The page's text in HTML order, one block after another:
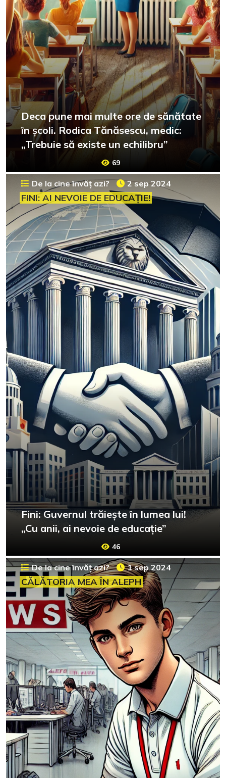
Deca pune mai multe ore de sănătate
în școli. Rodica Tănăsescu, medic:
„Trebuie să existe un echilibru”
69
De la cine învăț azi? 2 sep 2024
FINI: AI NEVOIE DE EDUCAȚIE!
Fini: Guvernul trăiește în lumea lui!
„Cu anii, ai nevoie de educație”
46
De la cine învăț azi? 1 sep 2024
CĂLĂTORIA MEA ÎN ALEPH